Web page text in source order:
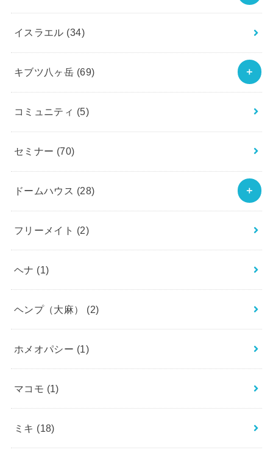
イスラエル (34)
キブツ八ヶ岳 (69)
コミュニティ (5)
セミナー (70)
ドームハウス (28)
フリーメイト (2)
ヘナ (1)
ヘンプ（大麻） (2)
ホメオパシー (1)
マコモ (1)
ミキ (18)